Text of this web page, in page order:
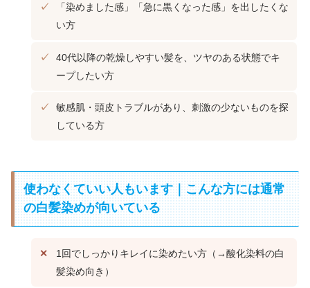
「染めました感」「急に黒くなった感」を出したくな
い方
40代以降の乾燥しやすい髪を、ツヤのある状態でキ
ープしたい方
敏感肌・頭皮トラブルがあり、刺激の少ないものを探
している方
使わなくていい人もいます｜こんな方には通常
の白髪染めが向いている
1回でしっかりキレイに染めたい方（→酸化染料の白
髪染め向き）